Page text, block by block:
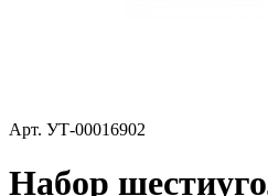
Арт. УТ-00016902
Набор